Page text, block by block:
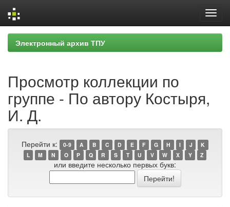
Skip
navigation
Электронный архив ТПУ
Просмотр коллекции по
группе - По автору Костыря,
И. Д.
Перейти к: 0-9 A B C D E F G H I J
K
L
M N O P Q R S T U V W X Y Z
или введите несколько первых букв: